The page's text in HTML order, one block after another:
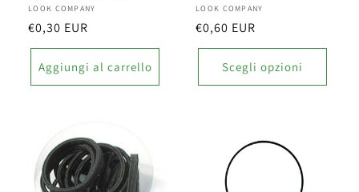
Produttore:
LOOK COMPANY
Prezzo
di
listino
€0,30 EUR
Aggiungi al carrello
Produttore:
LOOK COMPANY
Prezzo
di
listino
€0,60 EUR
Scegli opzioni